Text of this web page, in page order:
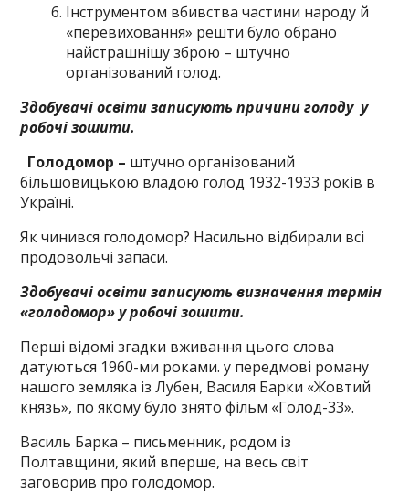
Інструментом вбивства частини народу й
«перевиховання» решти було обрано
найстрашнішу зброю – штучно
організований голод.
Здобувачі освіти записують причини голоду у
робочі зошити.
Голодомор – штучно організований
більшовицькою владою голод 1932-1933 років в
Україні.
Як чинився голодомор? Насильно відбирали всі
продовольчі запаси.
Здобувачі освіти записують визначення термін
«голодомор» у робочі зошити.
Перші відомі згадки вживання цього слова
датуються 1960-ми роками. у передмові роману
нашого земляка із Лубен, Василя Барки «Жовтий
князь», по якому було знято фільм «Голод-33».
Василь Барка – письменник, родом із
Полтавщини, який вперше, на весь світ
заговорив про голодомор.